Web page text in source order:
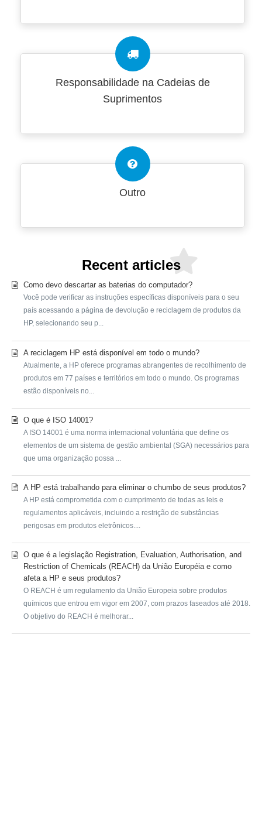
Responsabilidade na Cadeias de
Suprimentos
Outro
Recent articles
Como devo descartar as baterias do computador?
Você pode verificar as instruções específicas disponíveis para o seu
país acessando a página de devolução e reciclagem de produtos da
HP, selecionando seu p...
A reciclagem HP está disponível em todo o mundo?
Atualmente, a HP oferece programas abrangentes de recolhimento de
produtos em 77 países e territórios em todo o mundo. Os programas
estão disponíveis no...
O que é ISO 14001?
A ISO 14001 é uma norma internacional voluntária que define os
elementos de um sistema de gestão ambiental (SGA) necessários para
que uma organização possa ...
A HP está trabalhando para eliminar o chumbo de seus produtos?
A HP está comprometida com o cumprimento de todas as leis e
regulamentos aplicáveis, incluindo a restrição de substâncias
perigosas em produtos eletrônicos....
O que é a legislação Registration, Evaluation, Authorisation, and
Restriction of Chemicals (REACH) da União Européia e como
afeta a HP e seus produtos?
O REACH é um regulamento da União Europeia sobre produtos
químicos que entrou em vigor em 2007, com prazos faseados até 2018.
O objetivo do REACH é melhorar...